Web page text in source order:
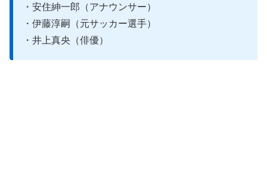
・安住紳一郎（アナウンサー）
・伊藤淳嗣（元サッカー選手）
・井上真央（俳優）